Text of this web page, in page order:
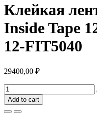
Клейкая
Inside Tape
12-FIT5040
29400,00 ₽
Клейкая
лента
Finka
Add to cart